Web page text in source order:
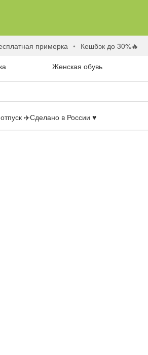
примерка кешбэк до 30%🔥
Женская обувь
✈️Сделано в России ♥️